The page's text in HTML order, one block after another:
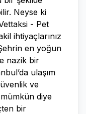
Neyse ki
- Pet
ihtiyaçlarınız
en yoğun
nazik bir
ulaşım
ve
diye
bir